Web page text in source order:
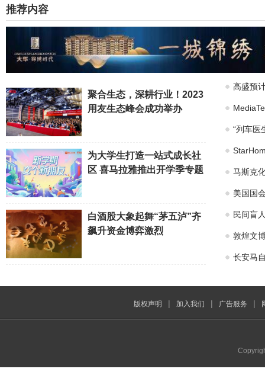
推荐内容
聚合生态，深耕行业！2023
用友生态峰会成功举办
为大学生打造一站式成长社
区 喜马拉雅推出开学季专题
白酒股大象起舞“茅五泸”齐
飙升资金博弈激烈
高盛预
“列车医
马斯克
美国国
民间盲
敦煌文
长安马
版权声明 | 加入我们 | 广告服务 |